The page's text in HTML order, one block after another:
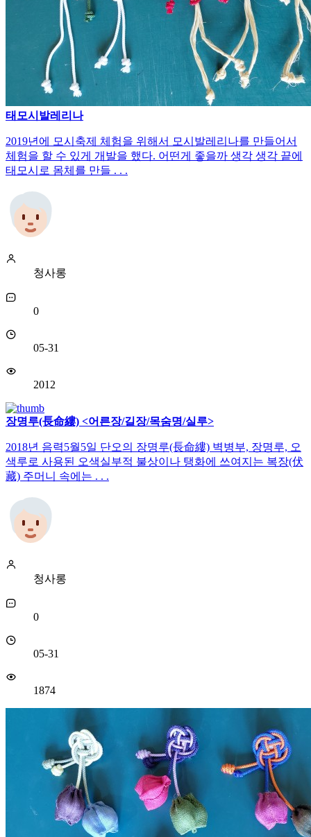
태모시발레리나
2019년에 모시축제 체험을 위해서 모시발레리나를 만들어서
체험을 할 수 있게 개발을 했다. 어떤게 좋을까 생각 생각 끝에
태모시로 몸체를 만들 . . .
청사롱
0
05-31
2012
장명루(長命縷) <어른장/길장/목숨명/실루>
2018년 음력5월5일 단오의 장명루(長命縷) 벽병부, 장명루, 오
색루로 사용된 오색실부적 불상이나 탱화에 쓰여지는 복장(伏
藏) 주머니 속에는 . . .
청사롱
0
05-31
1874